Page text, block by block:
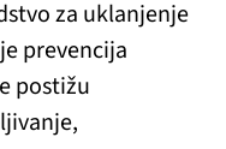
za uklanjenje
prevencija
postižu